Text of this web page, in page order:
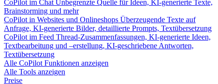
CoPilot im Chat Unbegrenzte Quelle für Ideen, KI-generierte Texte,
Brainstorming und mehr
CoPilot in Websites und Onlineshops Überzeugende Texte auf
Anfrage, KI-generierte Bilder, detaillierte Prompts, Textübersetzung
CoPilot im Feed Thread-Zusammenfassungen, KI-generierte Ideen,
Textbearbeitung und –erstellung, KI-geschriebene Antworten,
Textübersetzung
Alle CoPilot Funktionen anzeigen
Alle Tools anzeigen
Preise